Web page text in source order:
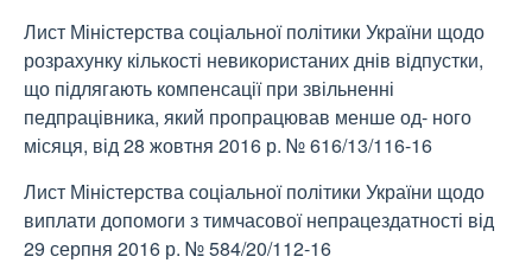
Лист Міністерства соціальної політики України щодо
розрахунку кількості невикористаних днів відпустки,
що підлягають компенсації при звільненні
педпрацівника, який пропрацював менше од- ного
місяця, від 28 жовтня 2016 р. № 616/13/116-16
Лист Міністерства соціальної політики України щодо
виплати допомоги з тимчасової непрацездатності від
29 серпня 2016 р. № 584/20/112-16